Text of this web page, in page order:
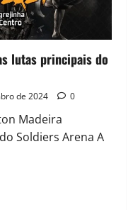
lutas principais do
de 2024 0
Madeira
Soldiers Arena A